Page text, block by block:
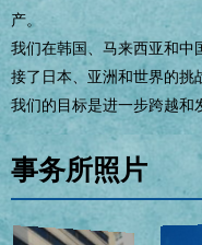
产。
我们在韩国、马来西亚和中
接了日本、亚洲和世界的挑
我们的目标是进一步跨越和
事务所照片